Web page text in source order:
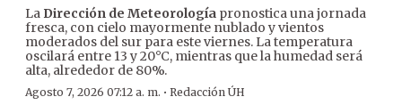
La Dirección de Meteorología pronostica una jornada
fresca, con cielo mayormente nublado y vientos
moderados del sur para este viernes. La temperatura
oscilará entre 13 y 20°C, mientras que la humedad será
alta, alrededor de 80%.
Agosto 7, 2026 07:12 a. m. · Redacción ÚH